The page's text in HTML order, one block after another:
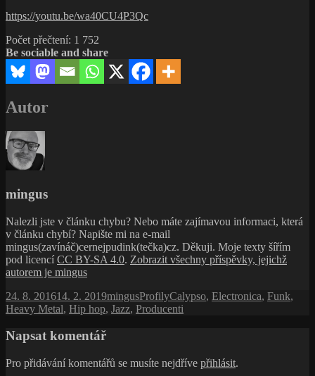
https://youtu.be/wa40CU4P3Qc
Počet přečtení: 1 752
Be sociable and share
Autor
mingus
Nalezli jste v článku chybu? Nebo máte zajímavou informaci, která
v článku chybí? Napište mi na e-mail
mingus(zavínáč)cernejpudink(tečka)cz. Děkuji. Moje texty šířím
pod licencí CC BY-SA 4.0. Zobrazit všechny příspěvky, jejichž
autorem je mingus
Publikováno:
24. 8. 201614. 2. 2019Autor:
mingusRubriky:
ProfilyŠtítky:
Calypso, Electronica, Funk,
Heavy Metal, Hip hop, Jazz, Producenti
Napsat komentář
Pro přidávání komentářů se musíte nejdříve přihlásit.